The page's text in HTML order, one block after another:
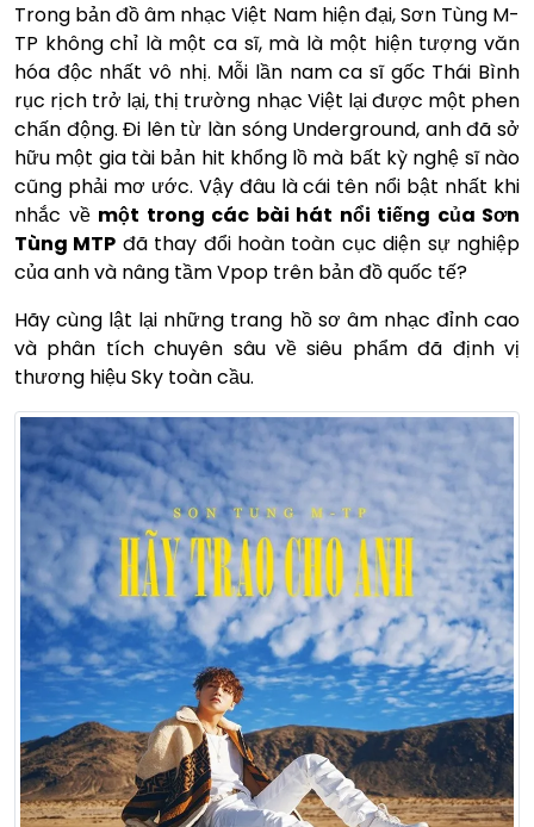
Trong bản đồ âm nhạc Việt Nam hiện đại, Sơn Tùng M-
TP không chỉ là một ca sĩ, mà là một hiện tượng văn
hóa độc nhất vô nhị. Mỗi lần nam ca sĩ gốc Thái Bình
rục rịch trở lại, thị trường nhạc Việt lại được một phen
chấn động. Đi lên từ làn sóng Underground, anh đã sở
hữu một gia tài bản hit khổng lồ mà bất kỳ nghệ sĩ nào
cũng phải mơ ước. Vậy đâu là cái tên nổi bật nhất khi
nhắc về một trong các bài hát nổi tiếng của Sơn
Tùng MTP đã thay đổi hoàn toàn cục diện sự nghiệp
của anh và nâng tầm Vpop trên bản đồ quốc tế?
Hãy cùng lật lại những trang hồ sơ âm nhạc đỉnh cao
và phân tích chuyên sâu về siêu phẩm đã định vị
thương hiệu Sky toàn cầu.